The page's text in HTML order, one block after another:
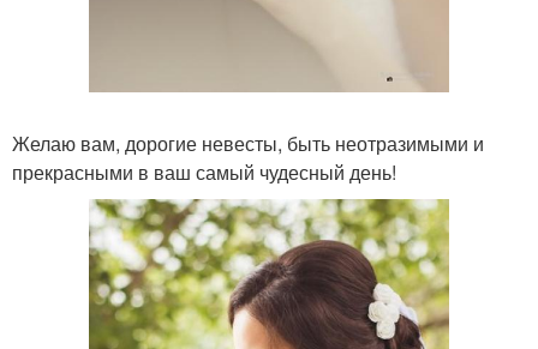
Желаю вам, дорогие невесты, быть неотразимыми и
прекрасными в ваш самый чудесный день!